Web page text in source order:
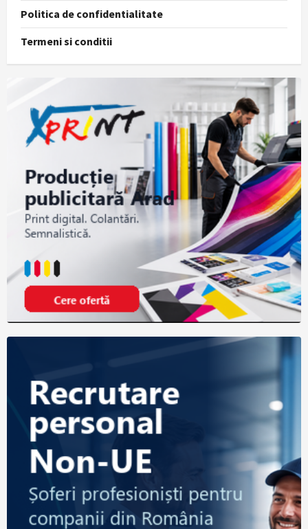
Politica de confidentialitate
Termeni si conditii